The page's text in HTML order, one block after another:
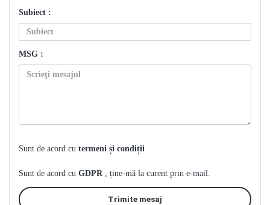
Subiect :
MSG :
Sunt de acord cu termeni și condiții
Sunt de acord cu GDPR , ține-mă la curent prin e-mail.
Trimite mesaj